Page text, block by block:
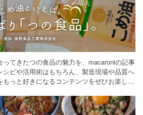
てきたつの食品の魅力を、macaroniの記事
シピや活用術はもちろん、製造現場や品質へ
っと好きになるコンテンツをぜひお楽しみ